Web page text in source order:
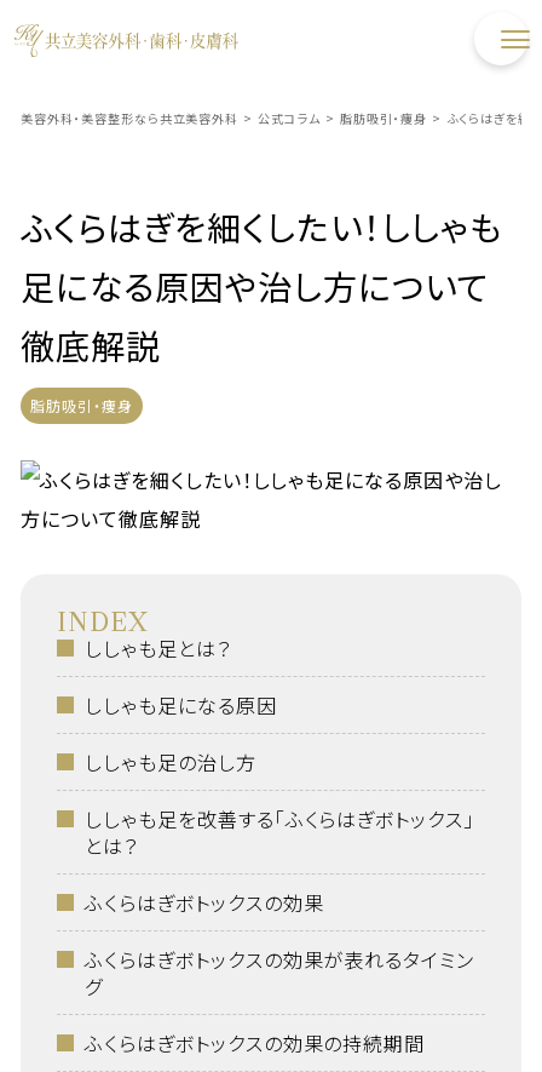
美容外科・美容整形なら共立美容外科 > 公式コラム > 脂肪吸引・痩身 > ふくらはぎを細
ふくらはぎを細くしたい！ししゃも
足になる原因や治し方について
徹底解説
脂肪吸引・痩身
INDEX
ししゃも足とは？
ししゃも足になる原因
ししゃも足の治し方
ししゃも足を改善する「ふくらはぎボトックス」
とは？
ふくらはぎボトックスの効果
ふくらはぎボトックスの効果が表れるタイミン
グ
ふくらはぎボトックスの効果の持続期間